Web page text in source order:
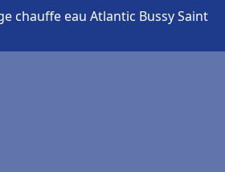
chauffe eau Atlantic Bussy Saint